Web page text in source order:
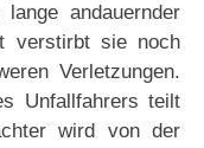
lange andauernder
verstirbt sie noch
Verletzungen.
Unfallfahrers teilt
wird von der